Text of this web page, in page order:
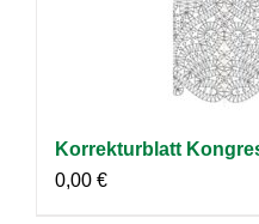
Korrekturblatt
0,00 €